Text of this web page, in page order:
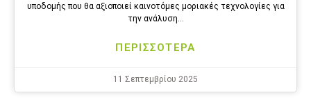
υποδομής που θα αξιοποιεί καινοτόμες μοριακές τεχνολογίες για
την ανάλυση…
ΠΕΡΙΣΣΟΤΕΡΑ
11 Σεπτεμβρίου 2025